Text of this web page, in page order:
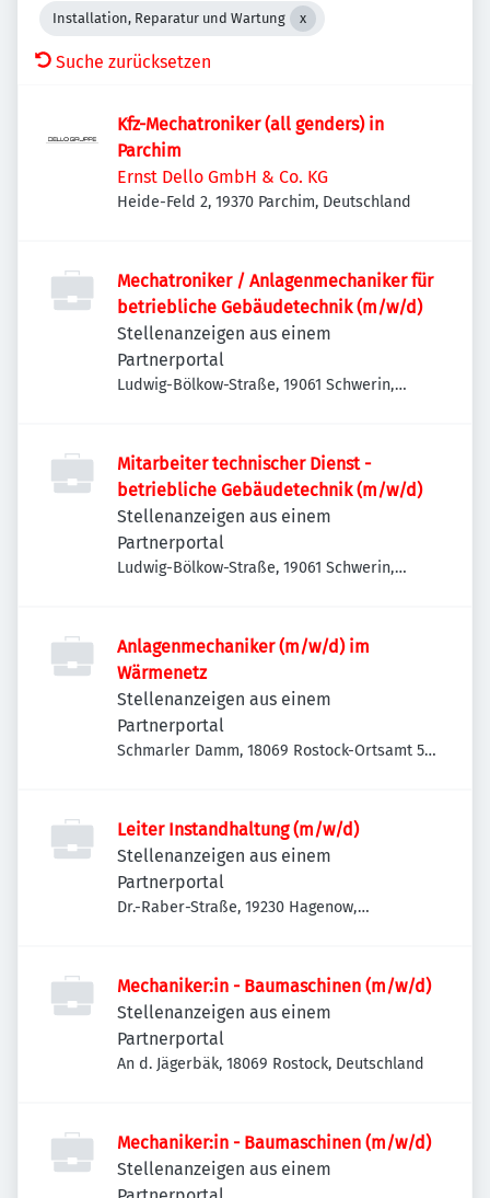
Installation, Reparatur und Wartung
Suche zurücksetzen
Kfz-Mechatroniker (all genders) in
Parchim
Ernst Dello GmbH & Co. KG
Heide-Feld 2, 19370 Parchim, Deutschland
Mechatroniker / Anlagenmechaniker für
betriebliche Gebäudetechnik (m/w/d)
Stellenanzeigen aus einem
Partnerportal
Ludwig-Bölkow-Straße, 19061 Schwerin,
Mitarbeiter technischer Dienst -
betriebliche Gebäudetechnik (m/w/d)
Stellenanzeigen aus einem
Partnerportal
Ludwig-Bölkow-Straße, 19061 Schwerin,
Anlagenmechaniker (m/w/d) im
Wärmenetz
Stellenanzeigen aus einem
Partnerportal
Schmarler Damm, 18069 Rostock-Ortsamt 5,
Leiter Instandhaltung (m/w/d)
Stellenanzeigen aus einem
Partnerportal
Dr.-Raber-Straße, 19230 Hagenow,
Mechaniker:in - Baumaschinen (m/w/d)
Stellenanzeigen aus einem
Partnerportal
An d. Jägerbäk, 18069 Rostock, Deutschland
Mechaniker:in - Baumaschinen (m/w/d)
Stellenanzeigen aus einem